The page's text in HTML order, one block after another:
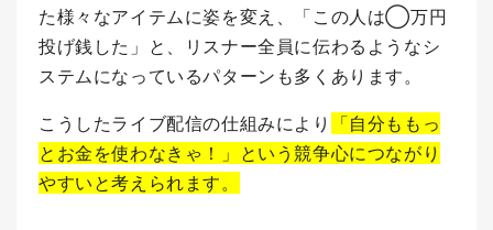
た様々なアイテムに姿を変え、「この人は◯万円
投げ銭した」と、リスナー全員に伝わるようなシ
ステムになっているパターンも多くあります。
こうしたライブ配信の仕組みにより
「自分ももっ
とお金を使わなきゃ！」という競争心につながり
やすいと考えられます。